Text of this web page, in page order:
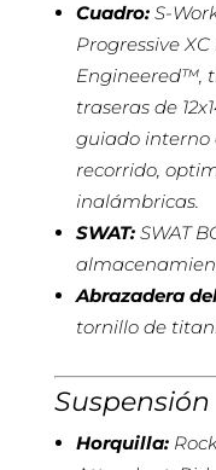
Cuadro:S-
Progressive
Engineered™,
traseras de
guiado interno
recorrido,
inalámbricas.
SWAT:SWAT
Abrazadera
tornillo de
Suspensión
Horquilla: